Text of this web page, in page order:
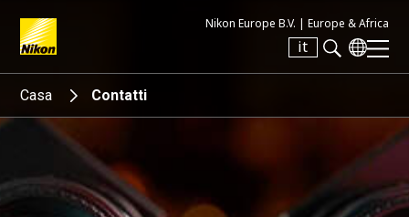
Nikon Europe B.V. | Europe & Africa
it
Search keyword(s)
Casa Contatti